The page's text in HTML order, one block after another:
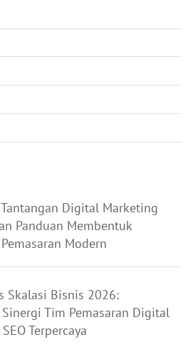
Digital Marketing
Panduan Membentuk
Modern
Skalasi Bisnis 2026:
Tim Pemasaran Digital
Terpercaya